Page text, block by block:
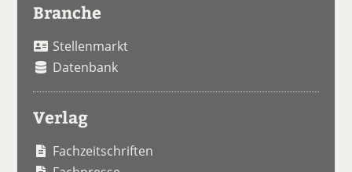
Branche
Stellenmarkt
Datenbank
Verlag
Fachzeitschriften